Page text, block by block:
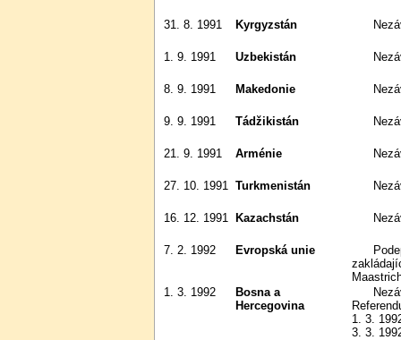
31. 8. 1991 Kyrgyzstán
1. 9. 1991 Uzbekistán
8. 9. 1991 Makedonie
9. 9. 1991 Tádžikistán
21. 9. 1991 Arménie
27. 10. 1991 Turkmenistán
16. 12. 1991 Kazachstán
7. 2. 1992 Evropská unie
Podepsána Maastrichtská smlouva
1. 3. 1992
Bosna a
Hercegovina
Nezávislost na Jugoslávii.
1. 3.
3. 3.